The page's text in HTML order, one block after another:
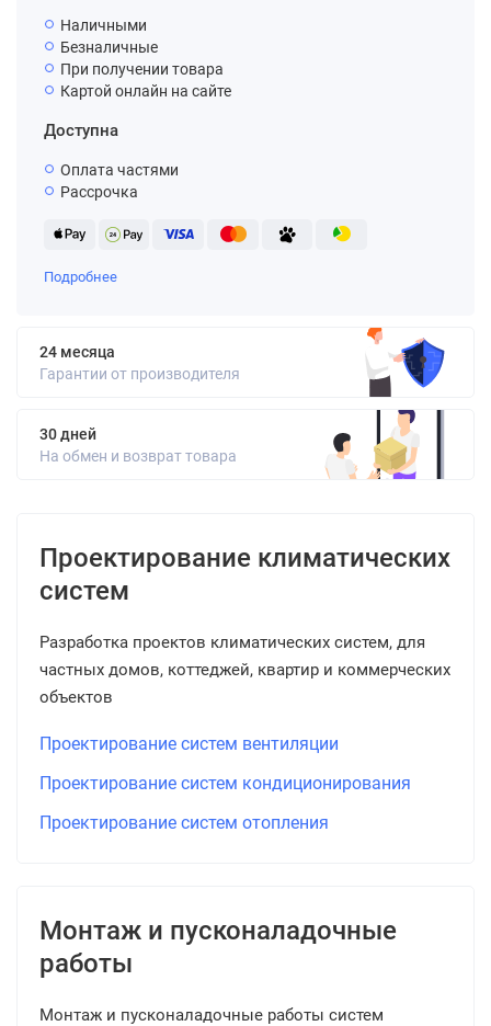
Наличными
Безналичные
При получении товара
Картой онлайн на сайте
Доступна
Оплата частями
Рассрочка
Подробнее
24 месяца
Гарантии от производителя
30 дней
На обмен и возврат товара
Проектирование климатических
систем
Разработка проектов климатических систем, для
частных домов, коттеджей, квартир и коммерческих
объектов
Проектирование систем вентиляции
Проектирование систем кондиционирования
Проектирование систем отопления
Монтаж и пусконаладочные
работы
Монтаж и пусконаладочные работы систем